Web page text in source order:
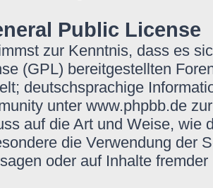
Public License
zur Kenntnis, dass es
(GPL) bereitgestellten
deutschsprachige
unter www.phpbb.de
auf die Art und Weise, wie
die Verwendung der
oder auf Inhalte